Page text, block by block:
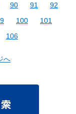
90 91
92
100
101
106
へ